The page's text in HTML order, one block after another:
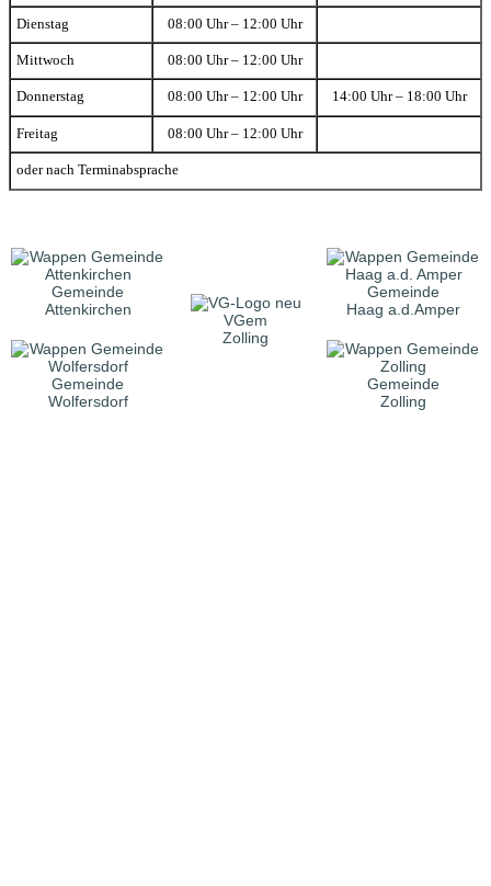
Dienstag 08:00 Uhr – 12:00 Uhr
Mittwoch 08:00 Uhr – 12:00 Uhr
Donnerstag 08:00 Uhr – 12:00 Uhr 14:00 Uhr – 18:00 Uhr
Freitag 08:00 Uhr – 12:00 Uhr
oder nach Terminabsprache
Gemeinde
Attenkirchen
VGem
Zolling
Gemeinde
Haag a.d.Amper
Gemeinde
Wolfersdorf
Gemeinde
Zolling